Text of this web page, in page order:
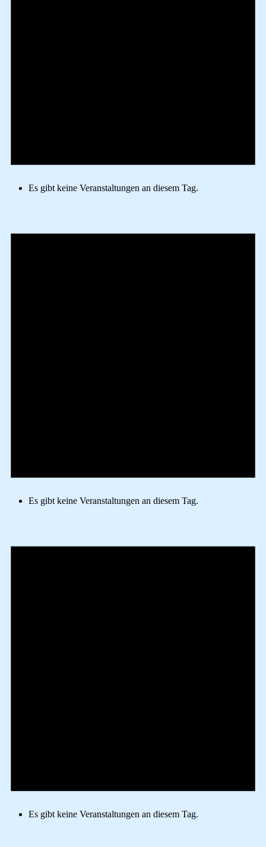
Es gibt keine Veranstaltungen an diesem Tag.
Es gibt keine Veranstaltungen an diesem Tag.
Es gibt keine Veranstaltungen an diesem Tag.